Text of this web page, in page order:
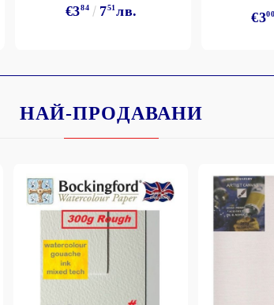
Моят профил
Регистрация
€384 751лв. €300
НАЙ-ПРОДАВАНИ